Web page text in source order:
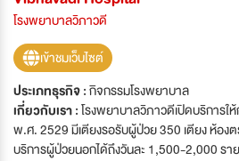
โรงพยาบาลวิภาวดี
เข้าชมเว็บไซต์
ประเภทธุรกิจ :กิจกรรมโรงพยาบาล
เกี่ยวกับเรา :โรงพยาบาลวิภาวดีเปิดบริการ
พ.ศ. 2529 มีเตียงรอรับผู้ป่วย 350 เตียง ห้อง
บริการผู้ป่วยนอกได้ถึงวันละ 1,500-2,000 รา